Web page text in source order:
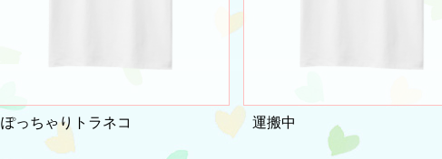
ぽっちゃりトラネコ 運搬中